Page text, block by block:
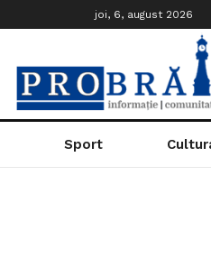
joi, 6, august 2026
Sport